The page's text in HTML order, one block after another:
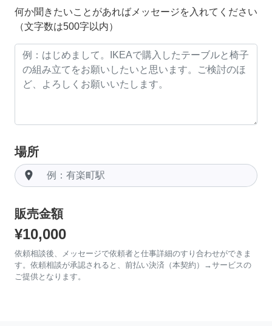
何か聞きたいことがあればメッセージを入れてください
（文字数は500字以内）
場所
room
販売金額
¥10,000
依頼相談後、メッセージで依頼者と仕事詳細のすり合わせができま
す。依頼相談が承認されると、前払い決済（本契約）→サービスの
ご提供となります。